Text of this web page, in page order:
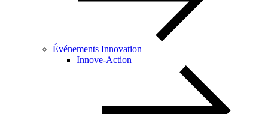
Événements Innovation
Innove-Action